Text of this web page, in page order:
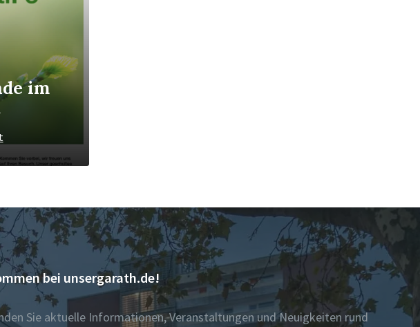
im
bei unsergarath.de!
Sie aktuelle Informationen, Veranstaltungen und Neuigkeiten rund